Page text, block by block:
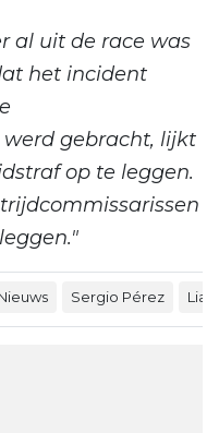
al uit de race was
het incident
gebracht, lijkt
op te leggen.
Sergio Pérez